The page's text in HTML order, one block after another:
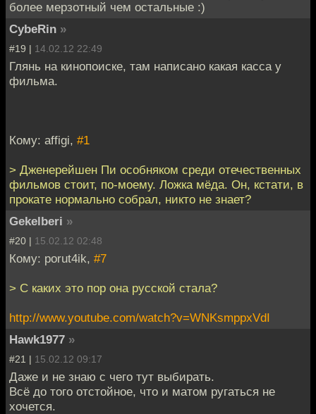
более мерзотный чем остальные :)
CybeRin »
#19 | 14.02.12 22:49
Глянь на кинопоиске, там написано какая касса у
фильма.
Кому: affigi, #1
> Дженерейшен Пи особняком среди отечественных
фильмов стоит, по-моему. Ложка мёда. Он, кстати, в
прокате нормально собрал, никто не знает?
Gekelberi »
#20 | 15.02.12 02:48
Кому: porut4ik, #7
> С каких это пор она русской стала?
http://www.youtube.com/watch?v=WNKsmppxVdI
Hawk1977 »
#21 | 15.02.12 09:17
Даже и не знаю с чего тут выбирать.
Всё до того отстойное, что и матом ругаться не
хочется.